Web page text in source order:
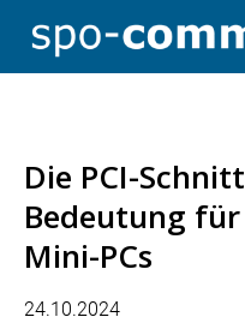
Die PCI-
Bedeutung
Mini-PCs
24.10.2024